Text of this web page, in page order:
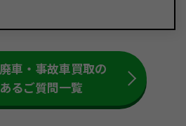
車・事故車買取の
るご質問一覧